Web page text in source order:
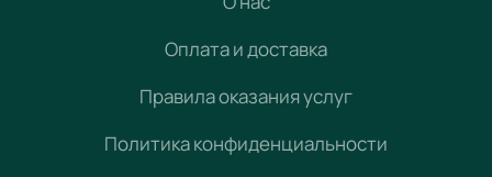
Оплата и доставка
Правила оказания услуг
Политика конфиденциальности